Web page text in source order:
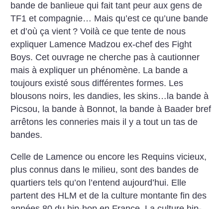
bande de banlieue qui fait tant peur aux gens de
TF1 et compagnie… Mais qu’est ce qu’une bande
et d’où ça vient ? Voilà ce que tente de nous
expliquer Lamence Madzou ex-chef des Fight
Boys. Cet ouvrage ne cherche pas à cautionner
mais à expliquer un phénomène. La bande a
toujours existé sous différentes formes. Les
blousons noirs, les dandies, les skins…la bande à
Picsou, la bande à Bonnot, la bande à Baader bref
arrêtons les conneries mais il y a tout un tas de
bandes.
Celle de Lamence ou encore les Requins vicieux,
plus connus dans le milieu, sont des bandes de
quartiers tels qu’on l’entend aujourd’hui. Elle
partent des HLM et de la culture montante fin des